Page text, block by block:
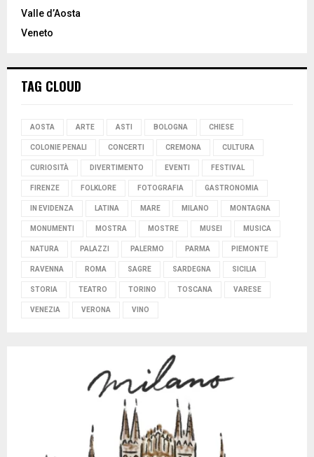
Valle d’Aosta
Veneto
TAG CLOUD
AOSTA ARTE ASTI BOLOGNA CHIESE
COLONIE PENALI CONCERTI CREMONA CULTURA
CURIOSITÀ DIVERTIMENTO EVENTI FESTIVAL
FIRENZE FOLKLORE FOTOGRAFIA GASTRONOMIA
IN EVIDENZA LATINA MARE MILANO MONTAGNA
MONUMENTI MOSTRA MOSTRE MUSEI MUSICA
NATURA PALAZZI PALERMO PARMA PIEMONTE
RAVENNA ROMA SAGRE SARDEGNA SICILIA
STORIA TEATRO TORINO TOSCANA VARESE
VENEZIA VERONA VINO